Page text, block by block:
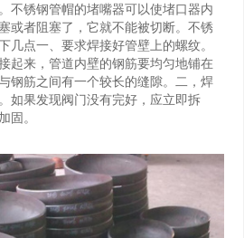
不锈钢管帽的堵嘴器可以使堵口器内
或者阻塞了，它就不能被切断。不锈
几点一、要求焊接好管壁上的螺纹。
起来，管道内壁的钢筋要均匀地铺在
钢筋之间有一个较长的缝隙。二，焊
如果发现阀门没有完好，应立即拆
固。